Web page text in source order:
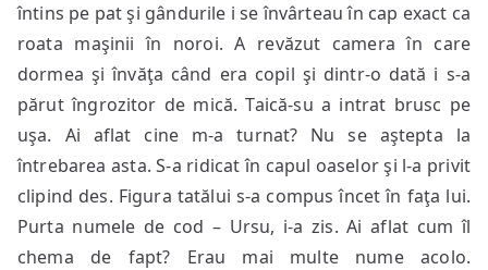
întins pe pat şi gândurile i se învârteau în cap exact ca
roata maşinii în noroi. A revăzut camera în care
dormea şi învăţa când era copil şi dintr-o dată i s-a
părut îngrozitor de mică. Taică-su a intrat brusc pe
uşa. Ai aflat cine m-a turnat? Nu se aştepta la
întrebarea asta. S-a ridicat în capul oaselor şi l-a privit
clipind des. Figura tatălui s-a compus încet în faţa lui.
Purta numele de cod – Ursu, i-a zis. Ai aflat cum îl
chema de fapt? Erau mai multe nume acolo.